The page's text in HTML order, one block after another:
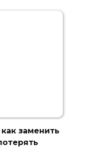
заменить